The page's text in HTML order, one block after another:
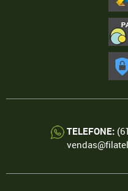
TELEFONE: